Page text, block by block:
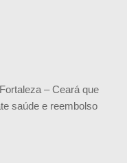
– Ceará que
saúde e reembolso